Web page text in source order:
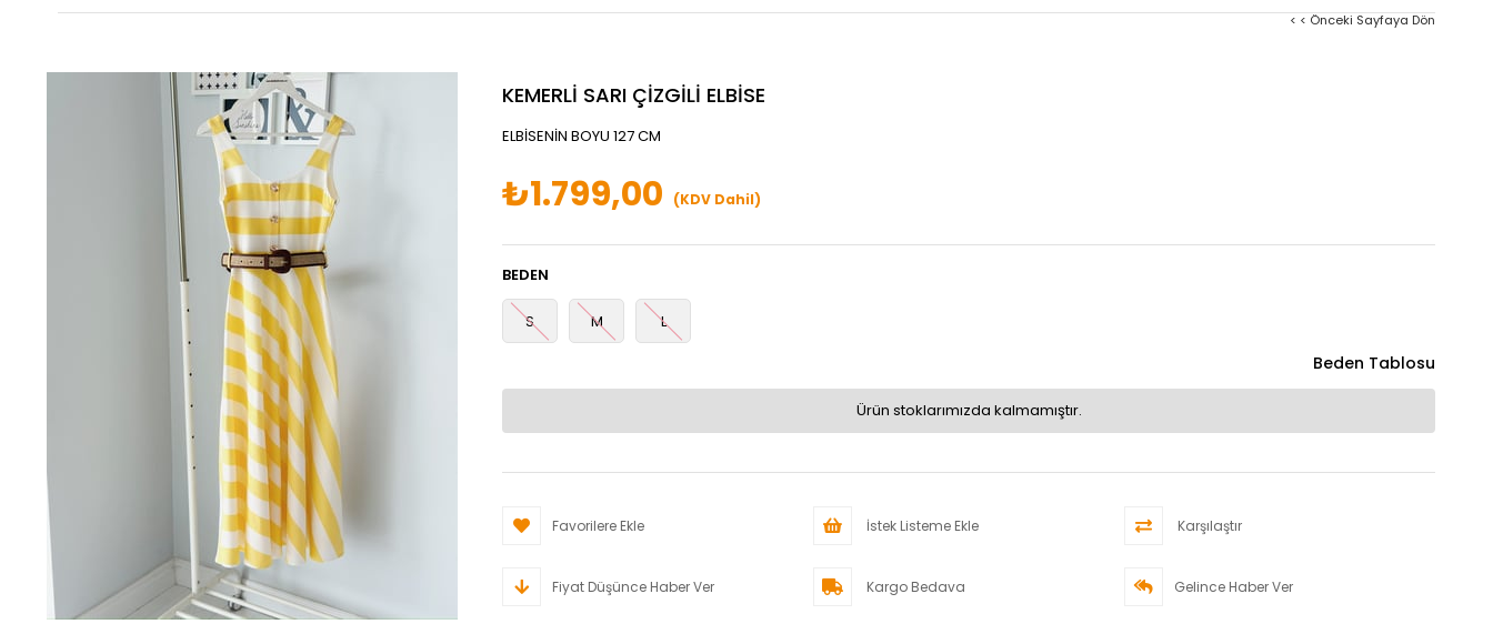
< < Önceki Sayfaya Dön
KEMERLİ SARI ÇİZGİLİ ELBİSE
ELBİSENİN BOYU 127 CM
₺1.799,00 (KDV Dahil)
BEDEN
S M L
Beden Tablosu
Ürün stoklarımızda kalmamıştır.
Favorilere Ekle İstek Listeme Ekle Karşılaştır
Fiyat Düşünce Haber Ver Kargo Bedava Gelince Haber Ver